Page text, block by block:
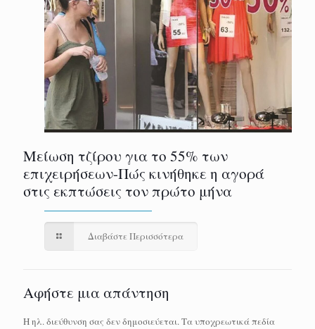
Μείωση τζίρου για το 55% των
επιχειρήσεων-Πώς κινήθηκε η αγορά
στις εκπτώσεις τον πρώτο μήνα
Διαβάστε Περισσότερα
Αφήστε μια απάντηση
Η ηλ. διεύθυνση σας δεν δημοσιεύεται.Τα υποχρεωτικά πεδία